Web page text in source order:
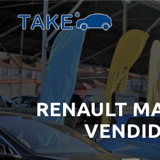
RENAULT